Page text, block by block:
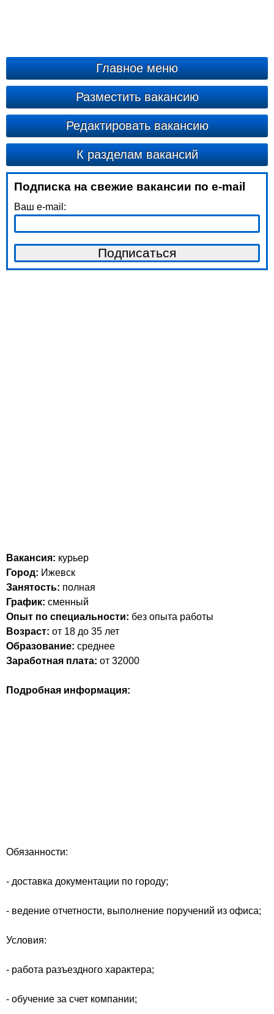
Главное меню
Разместить вакансию
Редактировать вакансию
К разделам вакансий
Подписка на свежие вакансии по e-mail
Ваш e-mail:
Вакансия: курьер
Город: Ижевск
Занятость: полная
График: сменный
Опыт по специальности: без опыта работы
Возраст: от 18 до 35 лет
Образование: среднее
Заработная плата: от 32000
Подробная информация:
Обязанности:
- доставка документации по городу;
- ведение отчетности, выполнение поручений из офиса;
Условия:
- работа разъездного характера;
- обучение за счет компании;